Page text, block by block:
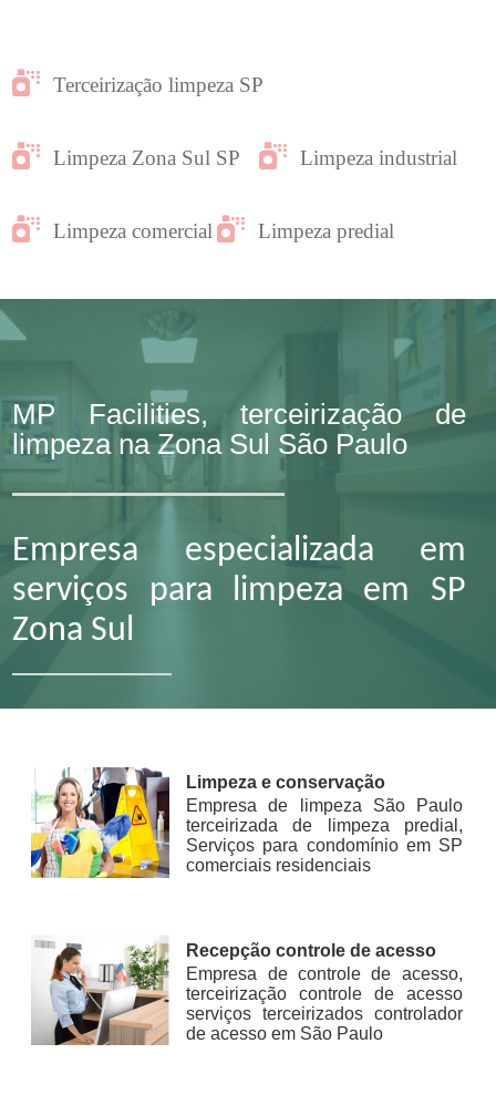
Terceirização limpeza SP
Limpeza Zona Sul SP Limpeza industrial
Limpeza comercial Limpeza predial
MP Facilities, terceirização de
limpeza na Zona Sul São Paulo
Empresa especializada em
serviços para limpeza em SP
Zona Sul
Limpeza e conservação
Empresa de limpeza São Paulo
terceirizada de limpeza predial,
Serviços para condomínio em SP
comerciais residenciais
Recepção controle de acesso
Empresa de controle de acesso,
terceirização controle de acesso
serviços terceirizados controlador
de acesso em São Paulo